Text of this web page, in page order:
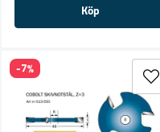
Köp
-7%